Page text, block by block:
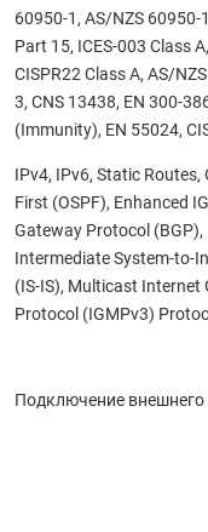
60950-1, AS/NZS 60950-
Part 15, ICES-003 Class
CISPR22 Class A, AS/
3, CNS 13438, EN 300-
(Immunity), EN 55024,
IPv4, IPv6, Static
First (OSPF), Enhanced
Gateway Protocol (BGP),
Intermediate System-to-
(IS-IS), Multicast Internet
Protocol (IGMPv3)
Подключение внешнего